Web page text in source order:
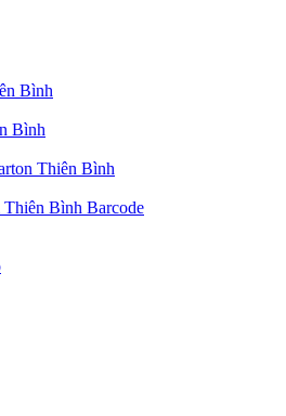
Bình
Bình
Thiên Bình
Thiên Bình Barcode